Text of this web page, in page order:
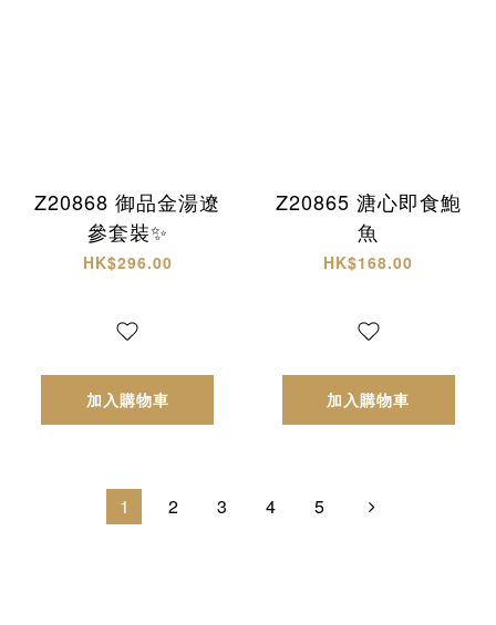
Z20868 御品金湯遼
參套裝✨
HK$296.00
加入購物車
Z20865 溏心即食鮑
魚
HK$168.00
加入購物車
1 2 3 4 5